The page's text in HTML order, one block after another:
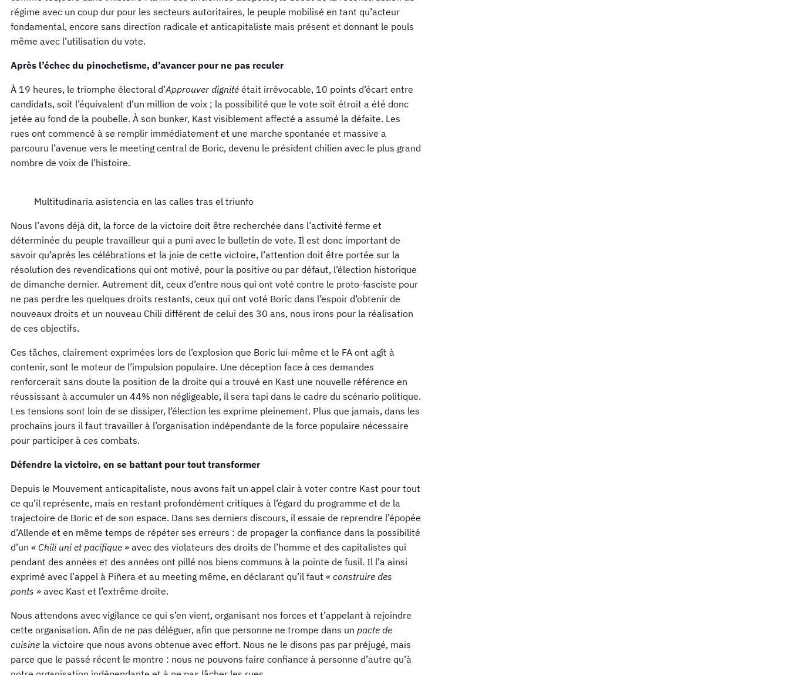
régime avec un coup dur pour les secteurs autoritaires, le peuple mobilisé en tant qu’acteur
fondamental, encore sans direction radicale et anticapitaliste mais présent et donnant le pouls
même avec l’utilisation du vote.
Après l’échec du pinochetisme, d’avancer pour ne pas reculer
À 19 heures, le triomphe électoral d’Approuver dignité était irrévocable, 10 points d’écart entre
candidats, soit l’équivalent d’un million de voix ; la possibilité que le vote soit étroit a été donc
jetée au fond de la poubelle. À son bunker, Kast visiblement affecté a assumé la défaite. Les
rues ont commencé à se remplir immédiatement et une marche spontanée et massive a
parcouru l’avenue vers le meeting central de Boric, devenu le président chilien avec le plus grand
nombre de voix de l’histoire.
Multitudinaria asistencia en las calles tras el triunfo
Nous l’avons déjà dit, la force de la victoire doit être recherchée dans l’activité ferme et
déterminée du peuple travailleur qui a puni avec le bulletin de vote. Il est donc important de
savoir qu’après les célébrations et la joie de cette victoire, l’attention doit être portée sur la
résolution des revendications qui ont motivé, pour la positive ou par défaut, l’élection historique
de dimanche dernier. Autrement dit, ceux d’entre nous qui ont voté contre le proto-fasciste pour
ne pas perdre les quelques droits restants, ceux qui ont voté Boric dans l’espoir d’obtenir de
nouveaux droits et un nouveau Chili différent de celui des 30 ans, nous irons pour la réalisation
de ces objectifs.
Ces tâches, clairement exprimées lors de l’explosion que Boric lui-même et le FA ont agît à
contenir, sont le moteur de l’impulsion populaire. Une déception face à ces demandes
renforcerait sans doute la position de la droite qui a trouvé en Kast une nouvelle référence en
réussissant à accumuler un 44% non négligeable, il sera tapi dans le cadre du scénario politique.
Les tensions sont loin de se dissiper, l’élection les exprime pleinement. Plus que jamais, dans les
prochains jours il faut travailler à l’organisation indépendante de la force populaire nécessaire
pour participer à ces combats.
Défendre la victoire, en se battant pour tout transformer
Depuis le Mouvement anticapitaliste, nous avons fait un appel clair à voter contre Kast pour tout
ce qu’il représente, mais en restant profondément critiques à l’égard du programme et de la
trajectoire de Boric et de son espace. Dans ses derniers discours, il essaie de reprendre l’épopée
d’Allende et en même temps de répéter ses erreurs : de propager la confiance dans la possibilité
d’un « Chili uni et pacifique » avec des violateurs des droits de l’homme et des capitalistes qui
pendant des années et des années ont pillé nos biens communs à la pointe de fusil. Il l’a ainsi
exprimé avec l’appel à Piñera et au meeting même, en déclarant qu’il faut « construire des
ponts » avec Kast et l’extrême droite.
Nous attendons avec vigilance ce qui s’en vient, organisant nos forces et t’appelant à rejoindre
cette organisation. Afin de ne pas déléguer, afin que personne ne trompe dans un pacte de
cuisine la victoire que nous avons obtenue avec effort. Nous ne le disons pas par préjugé, mais
parce que le passé récent le montre : nous ne pouvons faire confiance à personne d’autre qu’à